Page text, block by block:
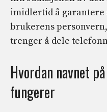
imidlertid å garantere
brukerens
trenger å dele
Hvordan navnet
fungerer